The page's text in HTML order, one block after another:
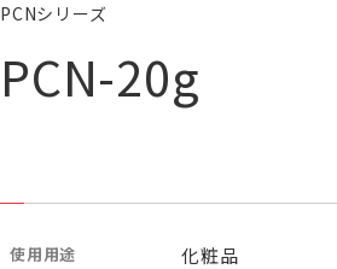
PCNシリーズ
PCN-20g
使用用途 化粧品